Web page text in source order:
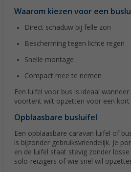
Waarom kiezen voor een
Direct schaduw bij felle zon
Bescherming tegen lichte regen
Snelle montage
Compact mee te nemen
Een luifel voor bus is ideaal
voortent wilt opzetten voor een kort
Opblaasbare busluifel
Een opblaasbare caravan luifel of
is bijzonder gebruiksvriendelijk. Je
en de luifel staat stevig zonder
solo-reizigers of wie snel wil